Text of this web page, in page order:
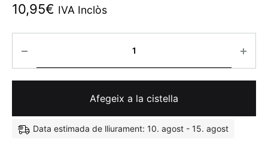
10,95€ IVA Inclòs
Afegeix a la cistella
Data estimada de lliurament: 10. agost - 15. agost